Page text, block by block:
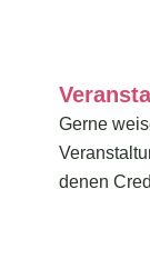
Gerne
denen